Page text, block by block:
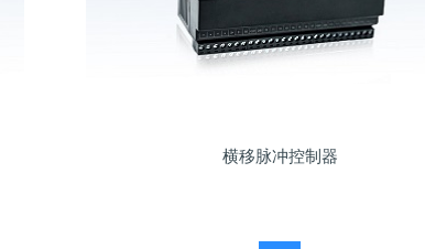
横移脉冲控制器